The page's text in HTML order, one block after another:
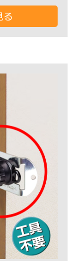
る